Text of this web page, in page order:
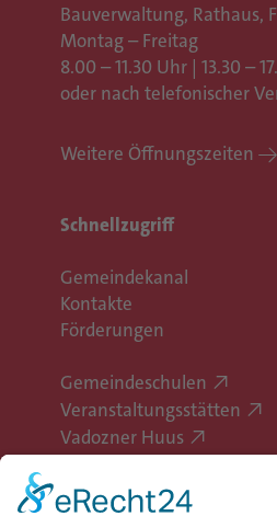
Bauverwaltung, Rathaus,
Montag – Freitag
8.00 – 11.30 Uhr | 13.30 –
oder nach telefonischer
Weitere Öffnungszeiten
Schnellzugriff
Gemeindekanal
Kontakte
Förderungen
Gemeindeschulen
Veranstaltungsstätten
Vadozner Huus